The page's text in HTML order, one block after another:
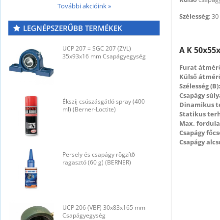
Szélesség:
A K
Furat
Külső
Szélesség (B):
Csapágy
Dinamikus
Statikus
Max.
Csapágy
Csapágy
További akcióink »
LEGNÉPSZERŰBB TERMÉKEK
UCP 207 = SGC 207 (ZVL)
35x93x16 mm Csapágyegység
Ékszíj csúszásgátló spray (400
ml) (Berner-Loctite)
Persely és csapágy rögzítő
ragasztó (60 g) (BERNER)
UCP 206 (VBF) 30x83x165 mm
Csapágyegység